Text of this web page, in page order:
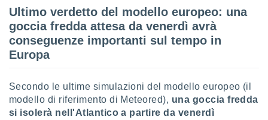
dei
ad
Ultimo verdetto del modello europeo: una
goccia fredda attesa da venerdì avrà
conseguenze importanti sul tempo in
Europa
Secondo le ultime simulazioni del modello europeo (il
modello di riferimento di Meteored), una goccia fredda
si isolerà nell'Atlantico a partire da venerdì